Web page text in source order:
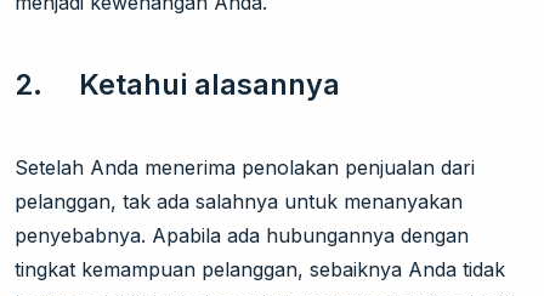
2. Ketahui alasannya
Setelah Anda menerima penolakan penjualan dari
pelanggan, tak ada salahnya untuk menanyakan
penyebabnya. Apabila ada hubungannya dengan
tingkat kemampuan pelanggan, sebaiknya Anda tidak